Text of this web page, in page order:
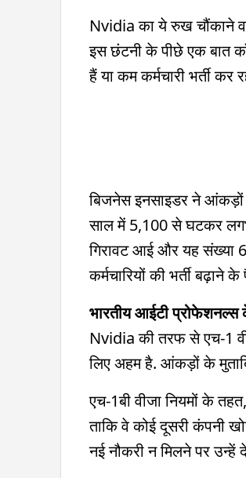
Nvidia का ये रुख चौंकाने
इस छंटनी के पीछे एक बात
हैं या कम कर्मचारी भर्ती कर
बिजनेस इनसाइडर ने आंकड़ों
साल में 5,100 से घटकर
गिरावट आई और यह संख्या
कर्मचारियों की भर्ती
भारतीय आईटी प्रोफेशनल्स
Nvidia की तरफ से एच-1 वी
लिए अहम है. आंकड़ों के
एच-1बी वीजा नियमों के
ताकि वे कोई दूसरी कंपनी
नई नौकरी न मिलने पर